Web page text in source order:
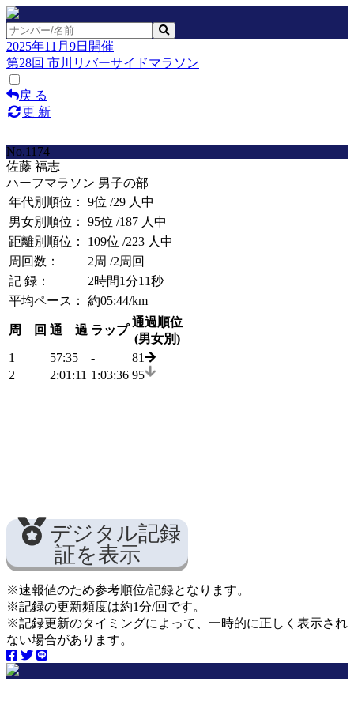
2025年11月9日開催
第28回 市川リバーサイドマラソン
戻 る
更 新
No.1174
佐藤 福志
ハーフマラソン 男子の部
年代別順位：
9位 /29 人中
男女別順位：
95位 /187 人中
距離別順位：
109位 /223 人中
周回数：
2周 /2周回
記 録：
2時間1分11秒
平均ペース：
約05:44/km
周 回 通 過 ラップ
通過順位
(男女別)
1
57:35 -
81
2
2:01:11 1:03:36 95
デジタル記録
証を表示
※速報値のため参考順位/記録となります。
※記録の更新頻度は約1分/回です。
※記録更新のタイミングによって、一時的に正しく表示され
ない場合があります。